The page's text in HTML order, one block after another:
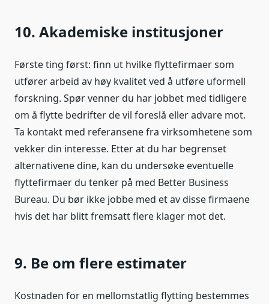
10. Akademiske institusjoner
Første ting først: finn ut hvilke flyttefirmaer som
utfører arbeid av høy kvalitet ved å utføre uformell
forskning. Spør venner du har jobbet med tidligere
om å flytte bedrifter de vil foreslå eller advare mot.
Ta kontakt med referansene fra virksomhetene som
vekker din interesse. Etter at du har begrenset
alternativene dine, kan du undersøke eventuelle
flyttefirmaer du tenker på med Better Business
Bureau. Du bør ikke jobbe med et av disse firmaene
hvis det har blitt fremsatt flere klager mot det.
9. Be om flere estimater
Kostnaden for en mellomstatlig flytting bestemmes